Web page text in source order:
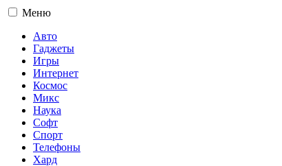
Меню
Авто
Гаджеты
Игры
Интернет
Космос
Микс
Наука
Софт
Спорт
Телефоны
Хард